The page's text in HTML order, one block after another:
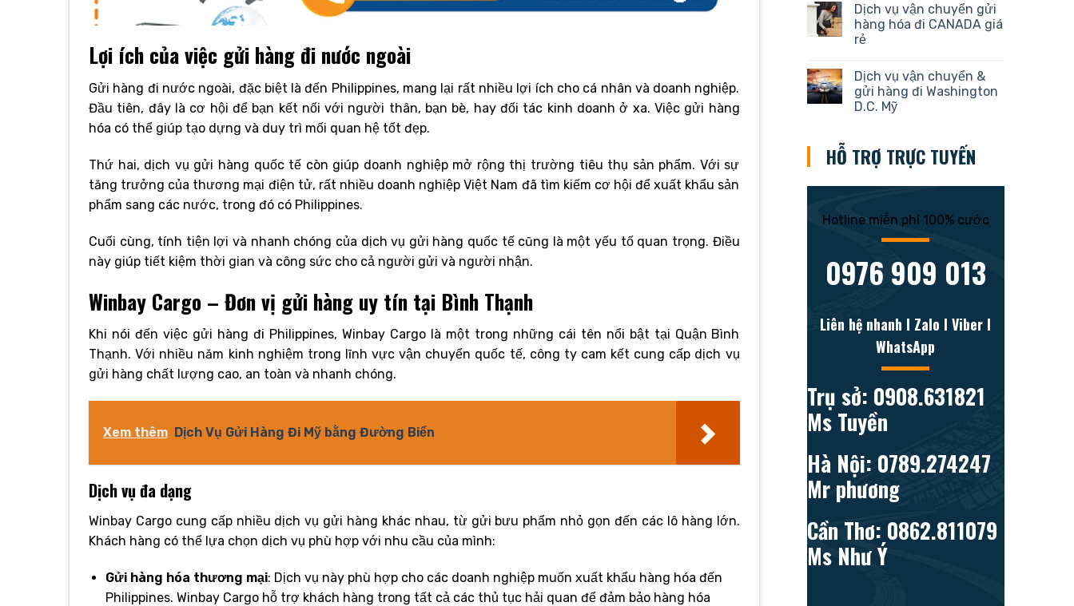
Lợi ích của việc gửi hàng đi nước ngoài
Gửi hàng đi nước ngoài, đặc biệt là đến Philippines, mang lại rất nhiều lợi ích cho cá nhân và doanh nghiệp.
Đầu tiên, đây là cơ hội để bạn kết nối với người thân, bạn bè, hay đối tác kinh doanh ở xa. Việc gửi hàng
hóa có thể giúp tạo dựng và duy trì mối quan hệ tốt đẹp.
Thứ hai, dịch vụ gửi hàng quốc tế còn giúp doanh nghiệp mở rộng thị trường tiêu thụ sản phẩm. Với sự
tăng trưởng của thương mại điện tử, rất nhiều doanh nghiệp Việt Nam đã tìm kiếm cơ hội để xuất khẩu sản
phẩm sang các nước, trong đó có Philippines.
Cuối cùng, tính tiện lợi và nhanh chóng của dịch vụ gửi hàng quốc tế cũng là một yếu tố quan trọng. Điều
này giúp tiết kiệm thời gian và công sức cho cả người gửi và người nhận.
Winbay Cargo – Đơn vị gửi hàng uy tín tại Bình Thạnh
Khi nói đến việc gửi hàng đi Philippines, Winbay Cargo là một trong những cái tên nổi bật tại Quận Bình
Thạnh. Với nhiều năm kinh nghiệm trong lĩnh vực vận chuyển quốc tế, công ty cam kết cung cấp dịch vụ
gửi hàng chất lượng cao, an toàn và nhanh chóng.
Xem thêm Dịch Vụ Gửi Hàng Đi Mỹ bằng Đường Biển
Dịch vụ đa dạng
Winbay Cargo cung cấp nhiều dịch vụ gửi hàng khác nhau, từ gửi bưu phẩm nhỏ gọn đến các lô hàng lớn.
Khách hàng có thể lựa chọn dịch vụ phù hợp với nhu cầu của mình:
Gửi hàng hóa thương mại: Dịch vụ này phù hợp cho các doanh nghiệp muốn xuất khẩu hàng hóa đến
Philippines. Winbay Cargo hỗ trợ khách hàng trong tất cả các thủ tục hải quan để đảm bảo hàng hóa
Dịch vụ vận chuyển gửi
hàng hóa đi CANADA giá
rẻ
Dịch vụ vận chuyển &
gửi hàng đi Washington
D.C. Mỹ
HỖ TRỢ TRỰC TUYẾN
Hotline miễn phí 100% cước
0976 909 013
Liên hệ nhanh l Zalo l Viber l
WhatsApp
Trụ sở: 0908.631821
Ms Tuyền
Hà Nội: 0789.274247
Mr phương
Cần Thơ: 0862.811079
Ms Như Ý